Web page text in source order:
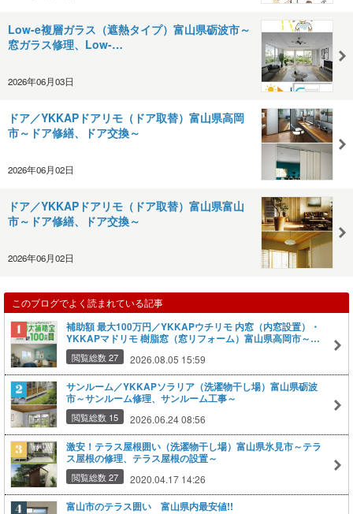
Low-e複層ガラス（遮熱タイプ）富山県砺波市～
窓ガラス修理、Low-…
2026年06月03日
ドア／YKKAPドアリモ（ドア取替）富山県高岡
市～ドア修繕、ドア交換～
2026年06月02日
ドア／YKKAPドアリモ（ドア取替）富山県富山
市～ドア修繕、ドア交換～
2026年06月02日
このブログでよく読まれている記事
補助額 最大100万円／YKKAPウチリモ 内窓（内窓設置）・
YKKAPマドリモ 樹脂窓（窓リフォーム）富山県高岡市～先
進的窓リノベ事業～
閲覧総数 27 2026.08.05 15:59
サンルーム／YKKAPソラリア（洗濯物干し場）富山県砺波
市～サンルーム修理、サンルーム工事～
閲覧総数 15 2026.06.24 08:56
激安！テラス屋根囲い（洗濯物干し場）富山県氷見市～テラ
ス屋根の修理、テラス屋根の設置～
閲覧総数 27 2020.04.17 14:26
富山市のテラス囲い 富山県内最安値!!